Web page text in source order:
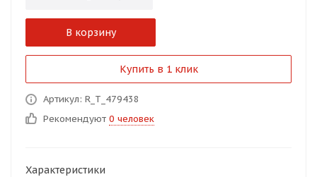
В корзину
Купить в 1 клик
Артикул: R_T_479438
Рекомендуют 0 человек
Характеристики
% каждые 2 недели
об оплате Плайтом